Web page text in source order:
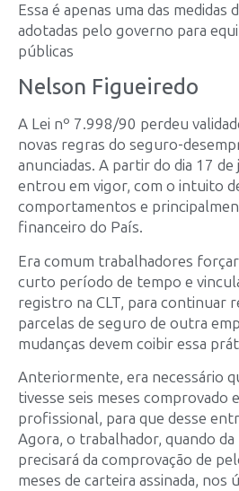
Essa é apenas uma das medidas
adotadas pelo governo para
públicas
Nelson Figueiredo
A Lei nº 7.998/90 perdeu
novas regras do seguro-
anunciadas. A partir do dia 17
entrou em vigor, com o intuito
comportamentos e
financeiro do País.
Era comum trabalhadores
curto período de tempo e
registro na CLT, para continuar
parcelas de seguro de outra
mudanças devem coibir essa
Anteriormente, era necessário
tivesse seis meses comprovado
profissional, para que desse
Agora, o trabalhador, quando
precisará da comprovação de
meses de carteira assinada, nos